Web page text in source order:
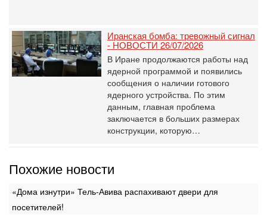
Иранская бомба: тревожный сигнал
- НОВОСТИ 26/07/2026
В Иране продолжаются работы над
ядерной программой и появились
сообщения о наличии готового
ядерного устройства. По этим
данным, главная проблема
заключается в больших размерах
конструкции, которую…
Похожие новости
«Дома изнутри» Тель-Авива распахивают двери для
посетителей!